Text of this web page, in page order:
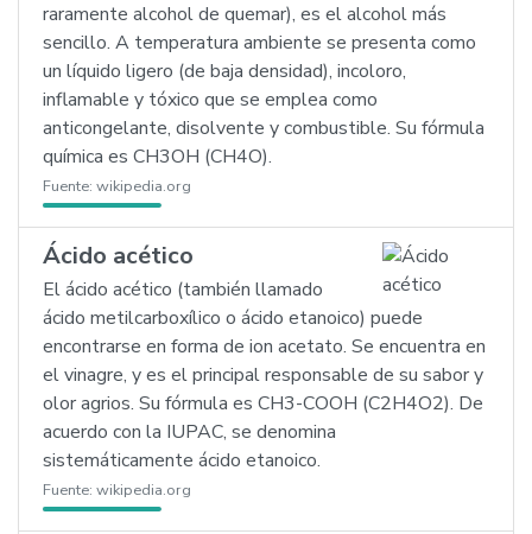
raramente alcohol de quemar), es el alcohol más
sencillo. A temperatura ambiente se presenta como
un líquido ligero (de baja densidad), incoloro,
inflamable y tóxico que se emplea como
anticongelante, disolvente y combustible. Su fórmula
química es CH3OH (CH4O).
Fuente: wikipedia.org
Ácido acético
El ácido acético (también llamado
ácido metilcarboxílico o ácido etanoico) puede
encontrarse en forma de ion acetato. Se encuentra en
el vinagre, y es el principal responsable de su sabor y
olor agrios. Su fórmula es CH3-COOH (C2H4O2). De
acuerdo con la IUPAC, se denomina
sistemáticamente ácido etanoico.
Fuente: wikipedia.org